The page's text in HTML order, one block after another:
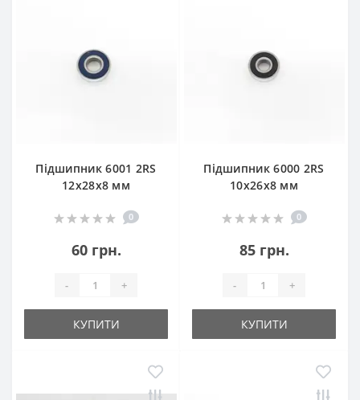
Підшипник 6001 2RS
12x28x8 мм
0
60 грн.
- +
КУПИТИ
Підшипник 6000 2RS
10x26x8 мм
0
85 грн.
- +
КУПИТИ